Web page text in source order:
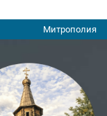
Митрополия